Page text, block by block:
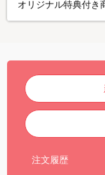
オリジナル特典付き
注文履歴